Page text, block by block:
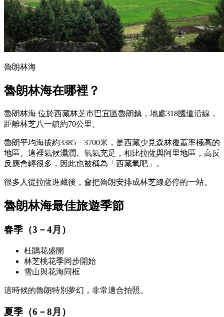
魯朗林海
魯朗林海在哪裡？
魯朗林海 位於西藏林芝市巴宜區魯朗鎮，地處318國道沿線，
距離林芝八一鎮約70公里。
魯朗平均海拔約3385－3700米，是西藏少見森林覆蓋率極高的
地區。這裡氣候濕潤、氧氣充足，相比拉薩與阿里地區，高反
反應會輕很多，因此也被稱為「西藏氧吧」。
很多人從拉薩進藏後，會把魯朗安排成林芝線必停的一站。
魯朗林海最佳旅遊季節
春季（3－4月）
杜鵑花盛開
林芝桃花季同步開始
雪山與花海同框
這時候的魯朗特別夢幻，非常適合拍照。
夏季（6－8月）